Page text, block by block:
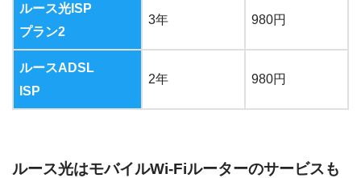
ルース光ISP
プラン2
3年 980円
ルースADSL
ISP
2年 980円
ルース光はモバイルWi-Fiルーターのサービスも